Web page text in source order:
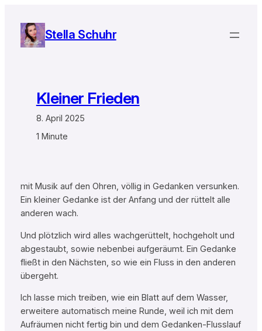
Inhalt
springen
Stella Schuhr
Kleiner Frieden
8. April 2025
1 Minute
mit Musik auf den Ohren, völlig in Gedanken versunken.
Ein kleiner Gedanke ist der Anfang und der rüttelt alle
anderen wach.
Und plötzlich wird alles wachgerüttelt, hochgeholt und
abgestaubt, sowie nebenbei aufgeräumt. Ein Gedanke
fließt in den Nächsten, so wie ein Fluss in den anderen
übergeht.
Ich lasse mich treiben, wie ein Blatt auf dem Wasser,
erweitere automatisch meine Runde, weil ich mit dem
Aufräumen nicht fertig bin und dem Gedanken-Flusslauf